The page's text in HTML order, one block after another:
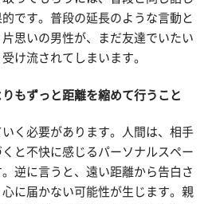
です。普段の延長のような言動と
思いの男性が、まだ友達でいたい
け流されてしまいます。
もずっと距離を縮めて行うこと
く必要があります。人間は、相手
と不快に感じるパーソナルスペー
逆に言うと、遠い距離から告白さ
に届かない可能性が生じます。親